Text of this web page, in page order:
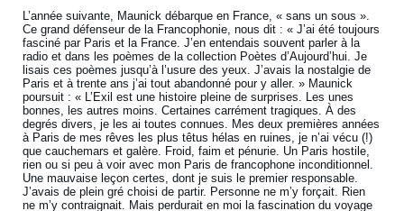
L’année suivante, Maunick débarque en France, « sans un sous ».
Ce grand défenseur de la Francophonie, nous dit : « J’ai été toujours
fasciné par Paris et la France. J’en entendais souvent parler à la
radio et dans les poèmes de la collection Poètes d’Aujourd’hui. Je
lisais ces poèmes jusqu’à l’usure des yeux. J’avais la nostalgie de
Paris et à trente ans j’ai tout abandonné pour y aller. » Maunick
poursuit : « L’Exil est une histoire pleine de surprises. Les unes
bonnes, les autres moins. Certaines carrément tragiques. À des
degrés divers, je les ai toutes connues. Mes deux premières années
à Paris de mes rêves les plus têtus hélas en ruines, je n’ai vécu (!)
que cauchemars et galère. Froid, faim et pénurie. Un Paris hostile,
rien ou si peu à voir avec mon Paris de francophone inconditionnel.
Une mauvaise leçon certes, dont je suis le premier responsable.
J’avais de plein gré choisi de partir. Personne ne m’y forçait. Rien
ne m’y contraignait. Mais perdurait en moi la fascination du voyage